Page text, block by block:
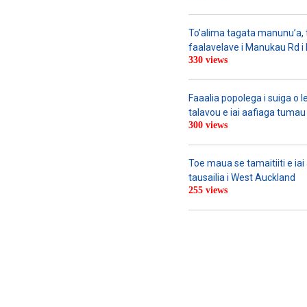
To’alima tagata
faalavelave i Manukau Rd
330 views
Faaalia popolega i suiga o
talavou e iai aafiaga
300 views
Toe maua se tamaitiiti e
tausailia i West Auckland
255 views